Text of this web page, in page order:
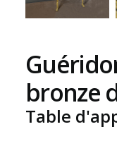
bronze
Table